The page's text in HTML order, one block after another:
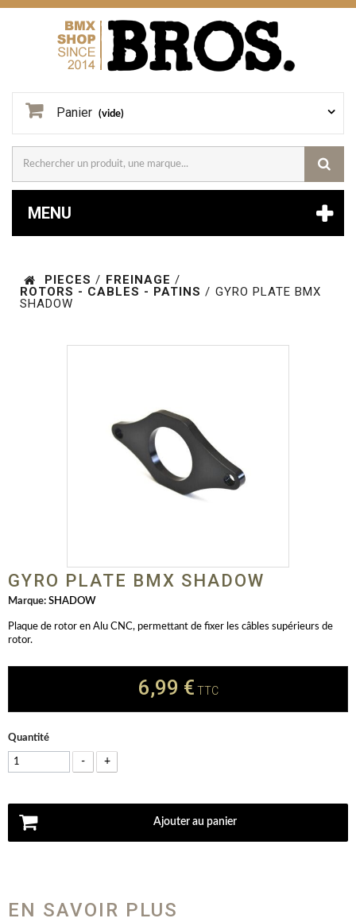
Panier (vide)
MENU
PIECES / FREINAGE /
ROTORS - CABLES - PATINS / GYRO PLATE BMX
SHADOW
GYRO PLATE BMX SHADOW
Marque: SHADOW
Plaque de rotor en Alu CNC, permettant de fixer les câbles supérieurs de
rotor.
6,99 € TTC
Quantité
- +
Ajouter au panier
EN SAVOIR PLUS